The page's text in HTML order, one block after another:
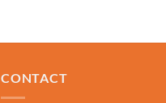
CONTACT